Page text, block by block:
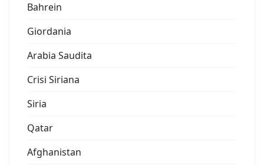
Bahrein
Giordania
Arabia Saudita
Crisi Siriana
Siria
Qatar
Afghanistan